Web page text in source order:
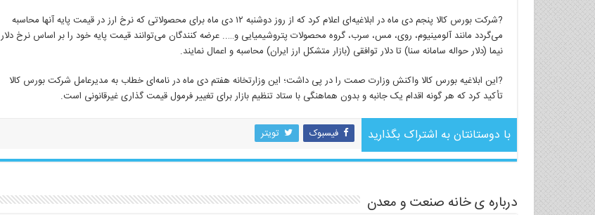
?شرکت بورس کالا پنجم دی ماه در ابلاغیه‌ای اعلام کرد که از روز دوشنبه ۱۲ دی ماه برای محصولاتی که نرخ ارز در قیمت پایه آنها محاسبه
می‌گردد مانند آلومینیوم، روی، مس، سرب، گروه محصولات پتروشیمیایی و….. عرضه کنندگان می‌توانند قیمت پایه خود را بر اساس نرخ دلار
نیما (دلار حواله سامانه سنا) تا دلار توافقی (بازار متشکل ارز ایران) محاسبه و اعمال نمایند.
?این ابلاغیه بورس کالا واکنش وزارت صمت را در پی داشت؛ این وزارتخانه هفتم دی ماه در نامه‌ای خطاب به مدیرعامل شرکت بورس کالا
تأکید کرد که هر گونه اقدام یک جانبه و بدون هماهنگی با ستاد تنظیم بازار برای تغییر فرمول قیمت گذاری غیرقانونی است.
با دوستانتان به اشتراک بگذارید فیسبوک تویتر
درباره ی خانه صنعت و معدن